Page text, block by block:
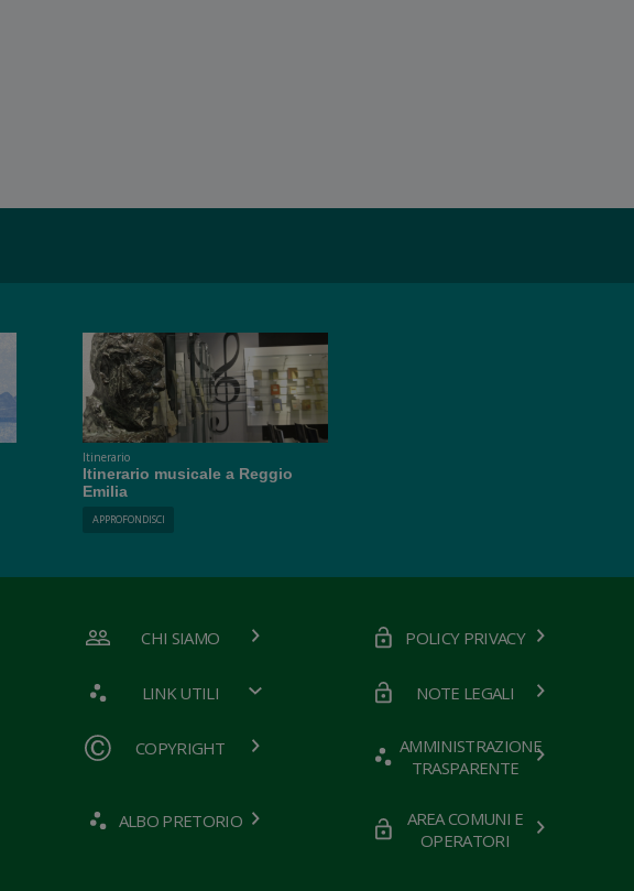
Itinerario
Itinerario musicale a Reggio
Emilia
APPROFONDISCI
CHI SIAMO POLICY PRIVACY
LINK UTILI NOTE LEGALI
COPYRIGHT
AMMINISTRAZIONE
TRASPARENTE
ALBO PRETORIO
AREA COMUNI E
OPERATORI